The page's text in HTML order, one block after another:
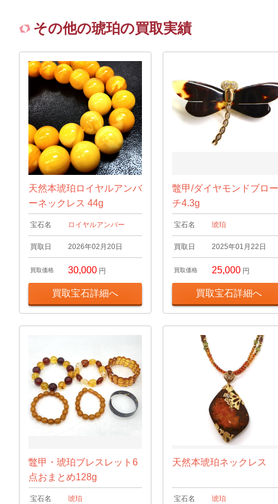
その他の琥珀の買取実績
天然本琥珀ロイヤルアンバ
ーネックレス 44g
宝石名 ロイヤルアンバー
買取日 2026年02月20日
買取価格 30,000 円
買取宝石詳細へ
鼈甲/ダイヤモンドブロー
チ4.3g
宝石名 琥珀
買取日 2025年01月22日
買取価格 25,000 円
買取宝石詳細へ
鼈甲・琥珀ブレスレット6
点おまとめ128g
宝石名 琥珀
天然本琥珀ネックレス
宝石名 琥珀